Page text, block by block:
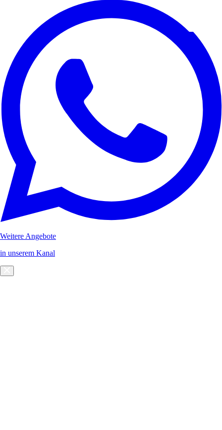
Weitere Angebote
in unserem Kanal